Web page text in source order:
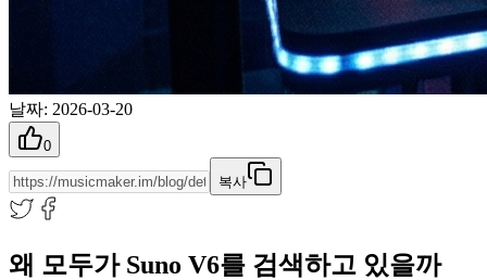
날짜: 2026-03-20
0
복사
왜 모두가 Suno V6를 검색하고 있을까